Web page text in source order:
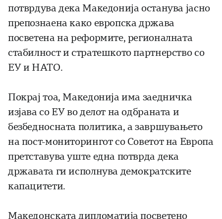
потврдува дека Македонија останува јасно
препознаена како европска држава
посветена на реформите, регионалната
стабилност и стратешкото партнерство со
ЕУ и НАТО.
Покрај тоа, Македонија има заедничка
изјава со ЕУ во делот на одбраната и
безбедносната политика, а завршувањето
на пост-мониторингот со Советот на Европа
претставува уште една потврда дека
државата ги исполнува демократските
капацитети.
Македонската дипломатија посветено